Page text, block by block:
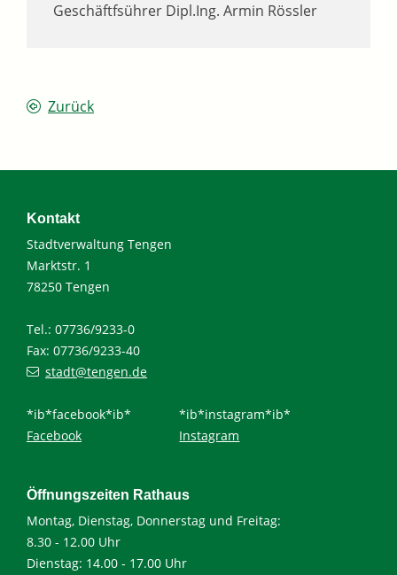
Geschäftfsührer Dipl.Ing. Armin Rössler
Zurück
Kontakt
Stadtverwaltung Tengen
Marktstr. 1
78250 Tengen
Tel.: 07736/9233-0
Fax: 07736/9233-40
stadt@tengen.de
*ib*facebook*ib*
Facebook
*ib*instagram*ib*
Instagram
Öffnungszeiten Rathaus
Montag, Dienstag, Donnerstag und Freitag:
8.30 - 12.00 Uhr
Dienstag: 14.00 - 17.00 Uhr